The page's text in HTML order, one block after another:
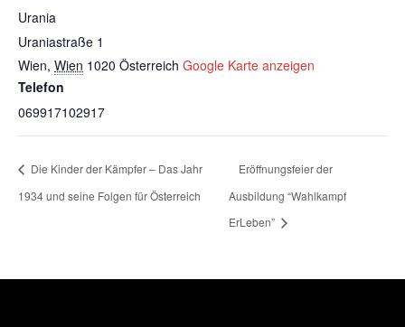
Urania
Uraniastraße 1
Wien, Wien 1020 Österreich Google Karte anzeigen
Telefon
069917102917
Die Kinder der Kämpfer – Das Jahr
1934 und seine Folgen für Österreich
Eröffnungsfeier der
Ausbildung “Wahlkampf
ErLeben”